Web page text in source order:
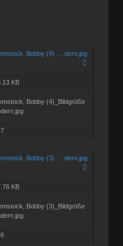
Bobby (4) … dern.jpg
KB
Bobby (4)_Bildgröße
Bobby (3) … dern.jpg
KB
Bobby (3)_Bildgröße